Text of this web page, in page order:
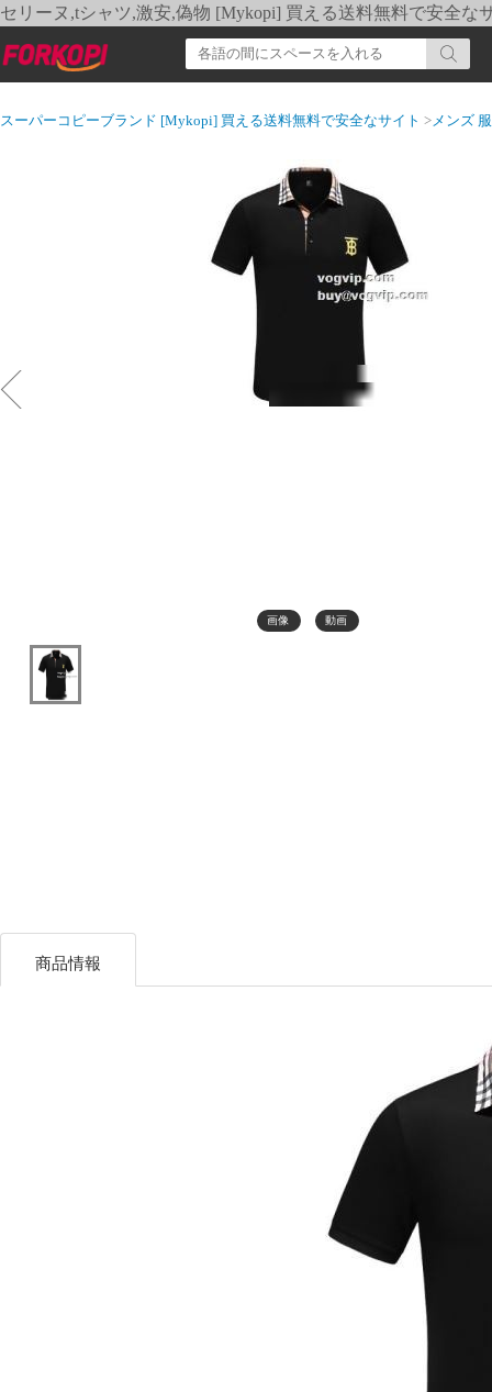
セリーヌ,tシャツ,激安,偽物 [Mykopi] 買える送料無料で安全な
スーパーコピーブランド [Mykopi] 買える送料無料で安全なサイト >メンズ 服
画像 動画
商品情報